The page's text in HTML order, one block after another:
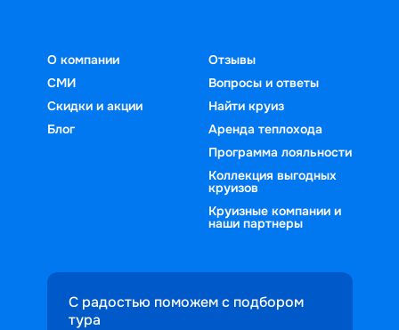
О компании
СМИ
Скидки и акции
Блог
Отзывы
Вопросы и ответы
Найти круиз
Аренда теплохода
Программа лояльности
Коллекция выгодных
круизов
Круизные компании и
наши партнеры
С радостью поможем с подбором
тура